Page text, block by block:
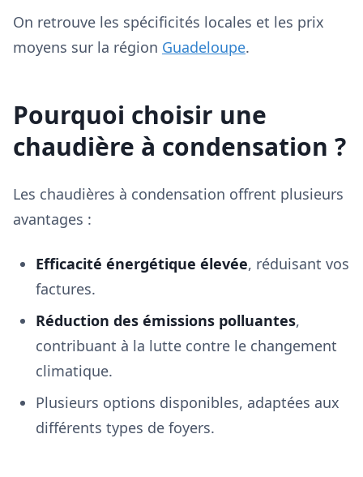
On retrouve les spécificités locales et les prix
moyens sur la région Guadeloupe.
Pourquoi choisir une
chaudière à condensation ?
Les chaudières à condensation offrent plusieurs
avantages :
Efficacité énergétique élevée, réduisant vos
factures.
Réduction des émissions polluantes,
contribuant à la lutte contre le changement
climatique.
Plusieurs options disponibles, adaptées aux
différents types de foyers.